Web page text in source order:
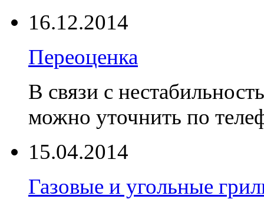
16.12.2014
Переоценка
В связи с
можно уточнить по
15.04.2014
Газовые и угольные